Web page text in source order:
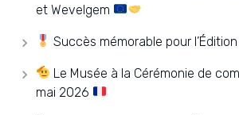
et Wevelgem
Succès mémorable pour
Le Musée à la Cérémonie de
mai 2026